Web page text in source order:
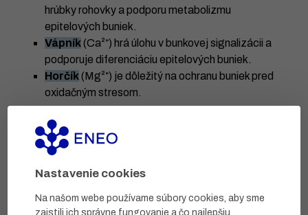
Nastavenie cookies
Na našom webe používame súbory cookies, aby sme
zaistili ich správne fungovanie a čo najlepšiu
hrúbky rohovky a podporu metabolizmu
epitelových buniek.
Vápník(Ca²⁺) hrá úlohu v bunkovej signalizácii a
podporuje diferenciáciu epitelových buniek.
Horčík(Mg²⁺) je dôležitý na ochranu buniek pred
oxidačným stresom.
DÁVKOVANIE A SPÔSOB POUŽITIA
Prípravok sa odporúča používať 4x denne, 1-2 kvapky sa
Neobsahuje konzervačné látky a tak je vhodný na